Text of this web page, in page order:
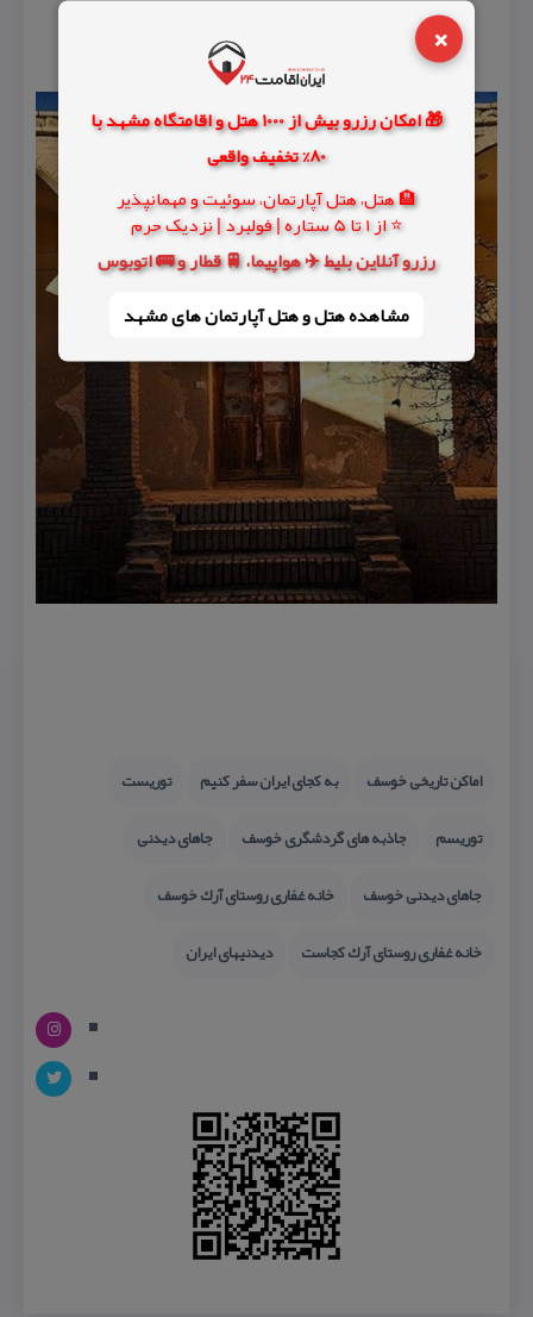
×
🎁 امکان رزرو بیش از 1000 هتل و اقامتگاه مشهد با
80% تخفیف واقعی
🏨 هتل، هتل آپارتمان، سوئیت و مهمانپذیر
⭐ از 1 تا 5 ستاره | فولبرد | نزدیک حرم
رزرو آنلاین بلیط ✈️ هواپیما، 🚆 قطار و 🚌 اتوبوس
مشاهده هتل و هتل‌ آپارتمان های مشهد
اماكن تاریخی خوسف به كجای ایران سفر كنیم
توریست
توریسم
جاذبه های گردشگری خوسف
جاهای دیدنی
جاهای دیدنی خوسف
خانه غفاری روستای آرك خوسف
خانه غفاری روستای آرك كجاست
دیدنیهای ایران